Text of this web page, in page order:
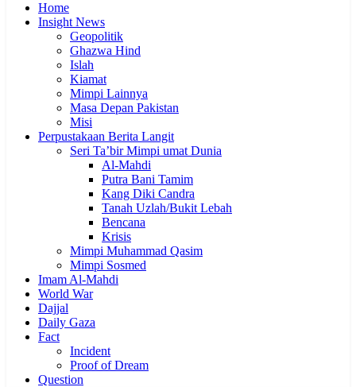
Home
Insight News
Geopolitik
Ghazwa Hind
Islah
Kiamat
Mimpi Lainnya
Masa Depan Pakistan
Misi
Perpustakaan Berita Langit
Seri Ta’bir Mimpi umat Dunia
Al-Mahdi
Putra Bani Tamim
Kang Diki Candra
Tanah Uzlah/Bukit Lebah
Bencana
Krisis
Mimpi Muhammad Qasim
Mimpi Sosmed
Imam Al-Mahdi
World War
Dajjal
Daily Gaza
Fact
Incident
Proof of Dream
Question